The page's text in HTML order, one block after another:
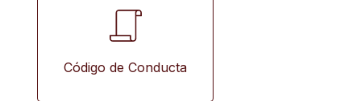
Código de Conducta